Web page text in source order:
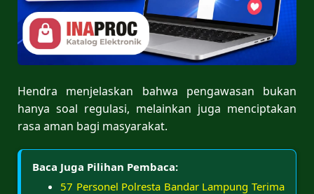
Hendra menjelaskan bahwa pengawasan bukan
hanya soal regulasi, melainkan juga menciptakan
rasa aman bagi masyarakat.
Baca Juga Pilihan Pembaca:
57 Personel Polresta Bandar Lampung Terima